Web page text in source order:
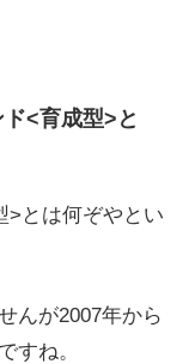
<育成型>と
>とは何ぞやとい
んが2007年から
すね。